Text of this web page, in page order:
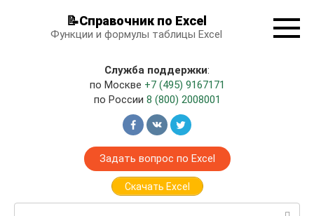
📝Справочник по Excel
Функции и формулы таблицы Excel
Служба поддержки:
по Москве +7 (495) 9167171
по России 8 (800) 2008001
Задать вопрос по Excel
Скачать Excel
Поиск: